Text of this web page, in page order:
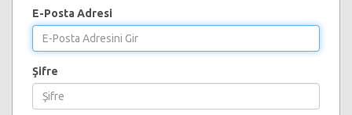
E-Posta Adresi
Şifre